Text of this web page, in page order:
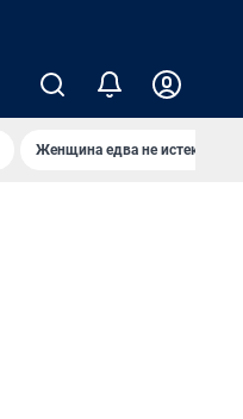
Женщина едва не истекла